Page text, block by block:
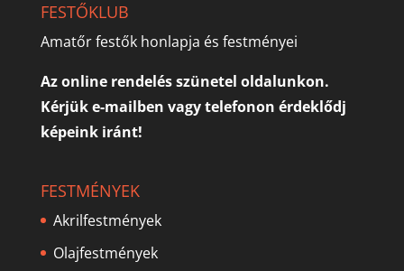
FESTŐKLUB
Amatőr festők honlapja és festményei
Az online rendelés szünetel oldalunkon.
Kérjük e-mailben vagy telefonon érdeklődj
képeink iránt!
FESTMÉNYEK
Akrilfestmények
Olajfestmények